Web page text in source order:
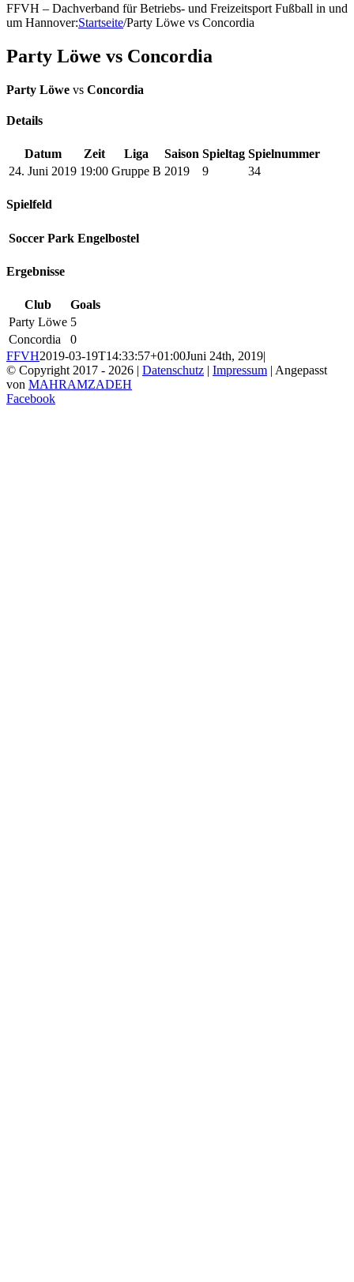
FFVH – Dachverband für Betriebs- und Freizeitsport Fußball in und
um Hannover:Startseite/Party Löwe vs Concordia
Party Löwe vs Concordia
Party Löwe vs Concordia
Details
Datum Zeit Liga Saison Spieltag Spielnummer
24. Juni 2019 19:00 Gruppe B 2019 9 34
Spielfeld
Soccer Park Engelbostel
Ergebnisse
Club
Goals
Party Löwe 5
Concordia
0
FFVH2019-03-19T14:33:57+01:00Juni 24th, 2019|
© Copyright 2017 - 2026 | Datenschutz | Impressum | Angepasst
von MAHRAMZADEH
Facebook